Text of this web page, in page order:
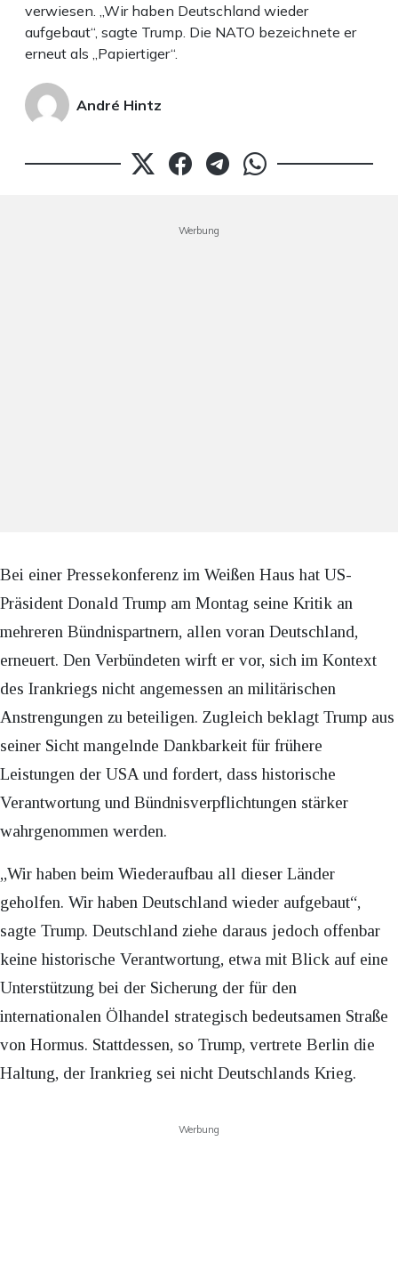
verwiesen. „Wir haben Deutschland wieder
aufgebaut“, sagte Trump. Die NATO bezeichnete er
erneut als „Papiertiger“.
André Hintz
Werbung
Bei einer Pressekonferenz im Weißen Haus hat US-
Präsident Donald Trump am Montag seine Kritik an
mehreren Bündnispartnern, allen voran Deutschland,
erneuert. Den Verbündeten wirft er vor, sich im Kontext
des Irankriegs nicht angemessen an militärischen
Anstrengungen zu beteiligen. Zugleich beklagt Trump aus
seiner Sicht mangelnde Dankbarkeit für frühere
Leistungen der USA und fordert, dass historische
Verantwortung und Bündnisverpflichtungen stärker
wahrgenommen werden.
„Wir haben beim Wiederaufbau all dieser Länder
geholfen. Wir haben Deutschland wieder aufgebaut“,
sagte Trump. Deutschland ziehe daraus jedoch offenbar
keine historische Verantwortung, etwa mit Blick auf eine
Unterstützung bei der Sicherung der für den
internationalen Ölhandel strategisch bedeutsamen Straße
von Hormus. Stattdessen, so Trump, vertrete Berlin die
Haltung, der Irankrieg sei nicht Deutschlands Krieg.
Werbung